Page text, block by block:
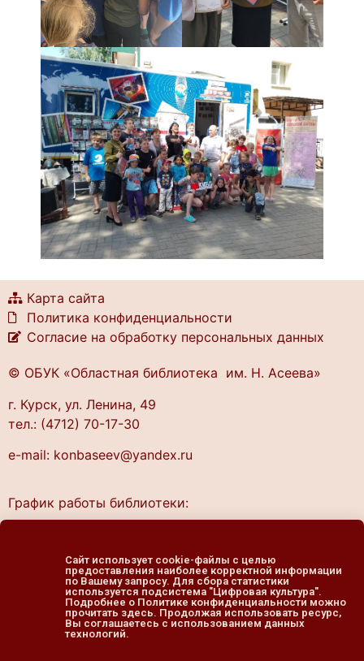
Карта сайта
Политика конфиденциальности
Согласие на обработку персональных данных
© ОБУК «Областная библиотека им. Н. Асеева»
г. Курск, ул. Ленина, 49
тел.: (4712) 70-17-30
e-mail: konbaseev@yandex.ru
График работы библиотеки:
10.00 — 20.00
пятница — выходной
cуббота, воскресенье
11.00 — 19.00
Сайт использует cookie-файлы с целью
предоставления наиболее корректной информации
по Вашему запросу. Для сбора статистики
используется подсистема "Цифровая культура".
Подробнее о Политике конфиденциальности можно
прочитать здесь. Продолжая использовать ресурс,
Вы соглашаетесь с использованием данных
технологий.